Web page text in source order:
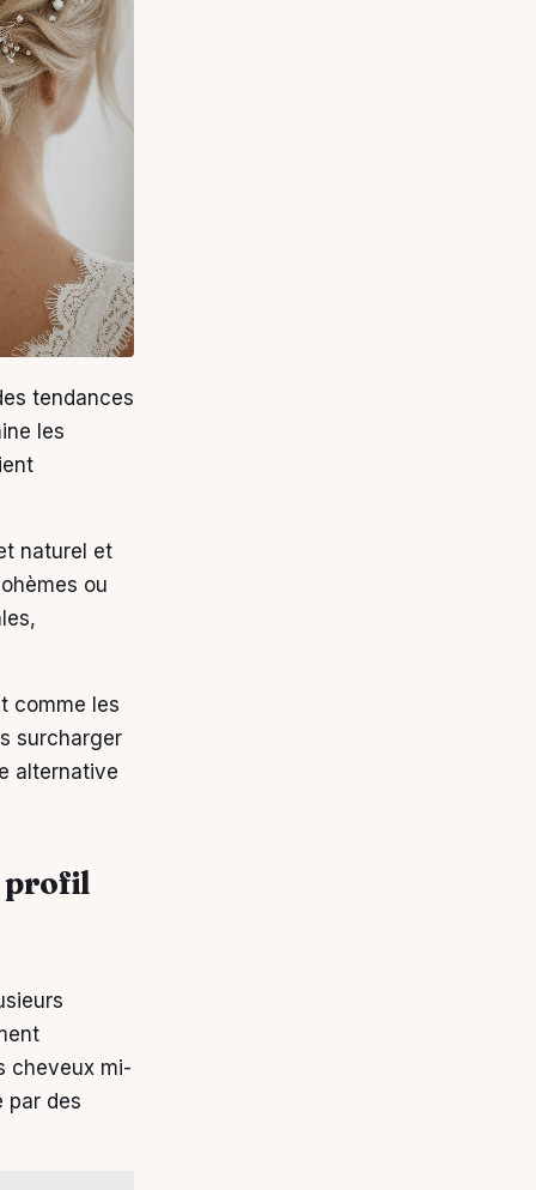
tendances
les
naturel et
ou
comme les
surcharger
alternative
profil
cheveux mi-
par des